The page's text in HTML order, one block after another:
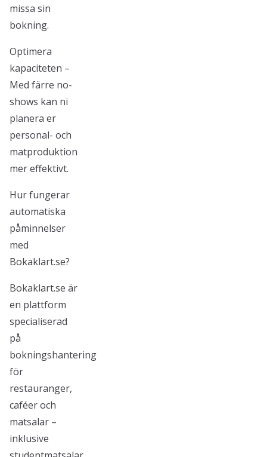
missa sin
bokning.
Optimera
kapaciteten –
Med färre no-
shows kan ni
planera er
personal- och
matproduktion
mer effektivt.
Hur fungerar
automatiska
påminnelser
med
Bokaklart.se?
Bokaklart.se är
en plattform
specialiserad
på
bokningshantering
för
restauranger,
caféer och
matsalar –
inklusive